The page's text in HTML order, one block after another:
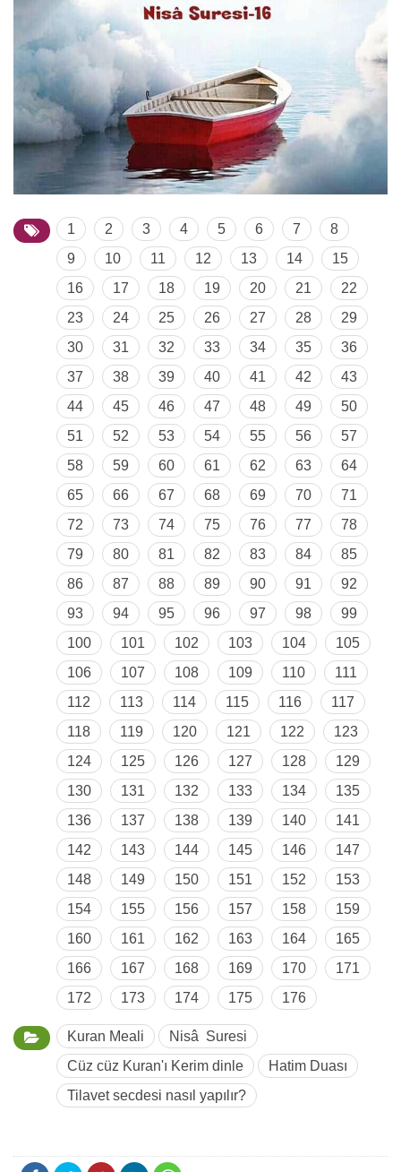
1 2 3 4 5 6 7
8
9
10 11 12 13 14
15
16
17 18 19 20 21
22
23
24 25 26 27 28
29
30
31 32 33 34 35
36
37
38 39 40 41 42
43
44
45 46 47 48 49
50
51
52 53 54 55 56
57
58
59 60 61 62 63
64
65
66 67 68 69 70
71
72
73 74 75 76 77
78
79
80 81 82 83 84
85
86
87 88 89 90 91
92
93
94 95 96 97 98
99
100
101 102 103 104
105
106
107 108 109 110
111
112
113 114 115 116
117
118
119 120 121 122
123
124
125 126 127 128
129
130
131 132 133 134
135
136
137 138 139 140
141
142
143 144 145 146
147
148
149 150 151 152
153
154
155 156 157 158
159
160
161 162 163 164
165
166
167 168 169 170
171
172
173 174 175 176
Kuran Meali
Nisâ Suresi
Cüz cüz Kuran'ı Kerim dinle
Hatim Duası
Tilavet secdesi nasıl yapılır?